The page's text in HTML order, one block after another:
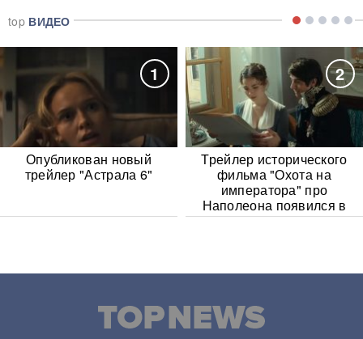
top ВИДЕО
1
Опубликован новый
трейлер "Астрала 6"
2
Трейлер исторического
фильма "Охота на
императора" про
Наполеона появился в
Сети